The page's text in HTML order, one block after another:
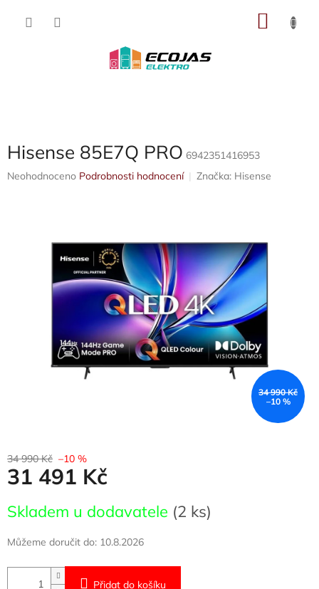
Hisense 85E7Q PRO 6942351416953
Průměrné
Neohodnoceno Podrobnosti hodnocení Značka: Hisense
34 990 Kč
–10 %
34 990 Kč –10 %
31 491 Kč
cena:
Skladem u dodavatele (2 ks)
Můžeme doručit do: 10.8.2026
Přidat do košíku